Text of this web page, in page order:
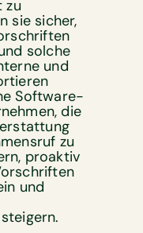
zu
sie sicher,
solche
und
Software-
die
zu
proaktiv
und